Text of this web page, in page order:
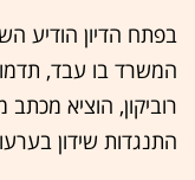
המשרד בו עבד,
רוביקון, הוציא
התנגדות שידון